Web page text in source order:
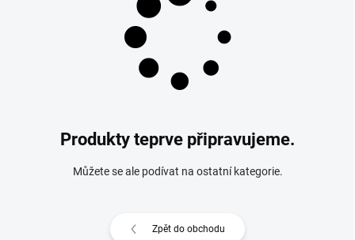
Produkty teprve připravujeme.
Můžete se ale podívat na ostatní kategorie.
Zpět do obchodu